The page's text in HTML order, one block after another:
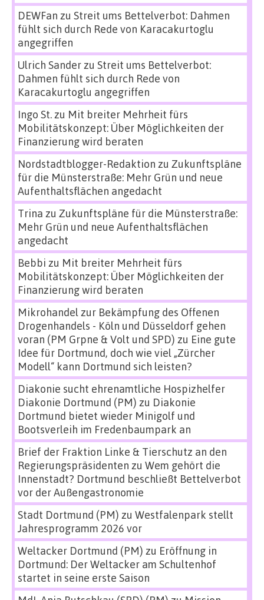
DEWFan zu Streit ums Bettelverbot: Dahmen
fühlt sich durch Rede von Karacakurtoglu
angegriffen
Ulrich Sanderzu Streit ums Bettelverbot:
Dahmen fühlt sich durch Rede von
Karacakurtoglu angegriffen
Ingo St.zu Mit breiter Mehrheit fürs
Mobilitätskonzept: Über Möglichkeiten der
Finanzierung wird beraten
Nordstadtblogger-Redaktion zu Zukunftspläne
für die Münsterstraße: Mehr Grün und neue
Aufenthaltsflächen angedacht
Trina zu Zukunftspläne für die Münsterstraße:
Mehr Grün und neue Aufenthaltsflächen
angedacht
Bebbi zu Mit breiter Mehrheit fürs
Mobilitätskonzept: Über Möglichkeiten der
Finanzierung wird beraten
Mikrohandel zur Bekämpfung des Offenen
Drogenhandels - Köln und Düsseldorf gehen
voran (PM Grpne & Volt und SPD) zu Eine gute
Idee für Dortmund, doch wie viel „Zürcher
Modell“ kann Dortmund sich leisten?
Diakonie sucht ehrenamtliche Hospizhelfer
Diakonie Dortmund (PM) zu Diakonie
Dortmund bietet wieder Minigolf und
Bootsverleih im Fredenbaumpark an
Brief der Fraktion Linke & Tierschutz an den
Regierungspräsidenten zu Wem gehört die
Innenstadt? Dortmund beschließt Bettelverbot
vor der Außengastronomie
Stadt Dortmund (PM) zu Westfalenpark stellt
Jahresprogramm 2026 vor
Weltacker Dortmund (PM) zu Eröffnung in
Dortmund: Der Weltacker am Schultenhof
startet in seine erste Saison